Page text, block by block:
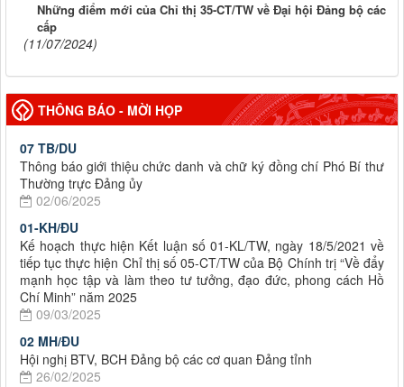
Những điểm mới của Chỉ thị 35-CT/TW về Đại hội Đảng bộ các
cấp
(11/07/2024)
THÔNG BÁO - MỜI HỌP
07 TB/DU
Thông báo giới thiệu chức danh và chữ ký đồng chí Phó Bí thư
Thường trực Đảng ủy
02/06/2025
01-KH/ĐU
Kế hoạch thực hiện Kết luận số 01-KL/TW, ngày 18/5/2021 về
tiếp tục thực hiện Chỉ thị số 05-CT/TW của Bộ Chính trị “Về đẩy
mạnh học tập và làm theo tư tưởng, đạo đức, phong cách Hồ
Chí Minh” năm 2025
09/03/2025
02 MH/ĐU
Hội nghị BTV, BCH Đảng bộ các cơ quan Đảng tỉnh
26/02/2025